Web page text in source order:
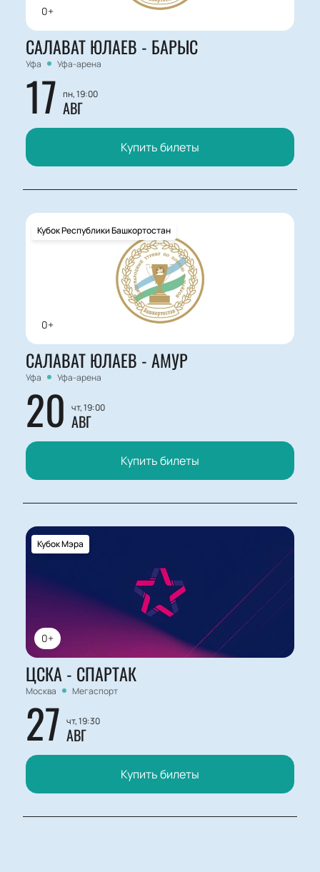
0+
САЛАВАТ ЮЛАЕВ - БАРЫС
Уфа Уфа-арена
17 пн, 19:00
АВГ
Купить билеты
0+
Кубок Республики Башкортостан
САЛАВАТ ЮЛАЕВ - АМУР
Уфа Уфа-арена
20 чт, 19:00
АВГ
Купить билеты
0+
Кубок Мэра
ЦСКА - СПАРТАК
Москва Мегаспорт
27 чт, 19:30
АВГ
Купить билеты